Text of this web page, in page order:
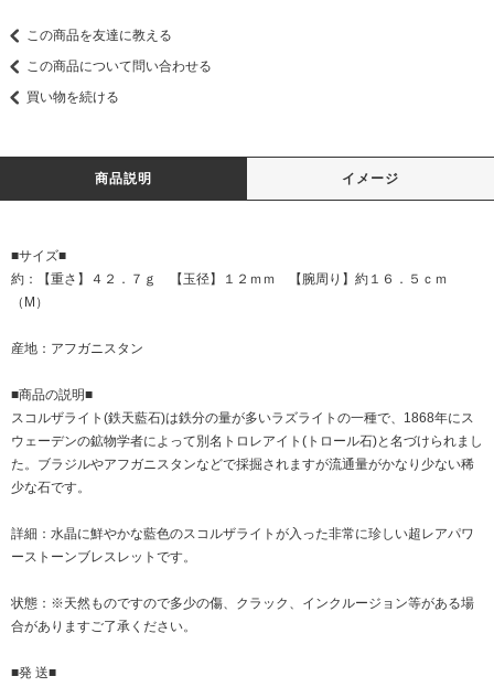
この商品を友達に教える
この商品について問い合わせる
買い物を続ける
商品説明 イメージ
■サイズ■
約：【重さ】４２．７ｇ 【玉径】１２ｍｍ 【腕周り】約１６．５ｃｍ
（M）
産地：アフガニスタン
■商品の説明■
スコルザライト(鉄天藍石)は鉄分の量が多いラズライトの一種で、1868年にス
ウェーデンの鉱物学者によって別名トロレアイト(トロール石)と名づけられまし
た。ブラジルやアフガニスタンなどで採掘されますが流通量がかなり少ない稀
少な石です。
詳細：水晶に鮮やかな藍色のスコルザライトが入った非常に珍しい超レアパワ
ーストーンブレスレットです。
状態：※天然ものですので多少の傷、クラック、インクルージョン等がある場
合がありますご了承ください。
■発 送■